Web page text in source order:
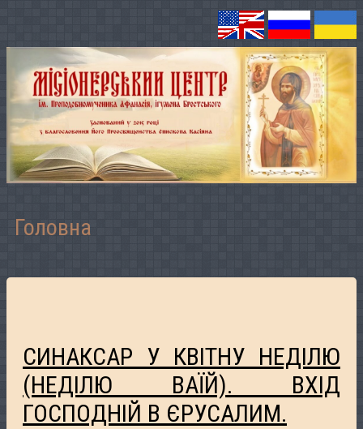
Головна
СИНАКСАР У КВІТНУ НЕДІЛЮ
(НЕДІЛЮ ВАЇЙ). ВХІД
ГОСПОДНІЙ В ЄРУСАЛИМ.